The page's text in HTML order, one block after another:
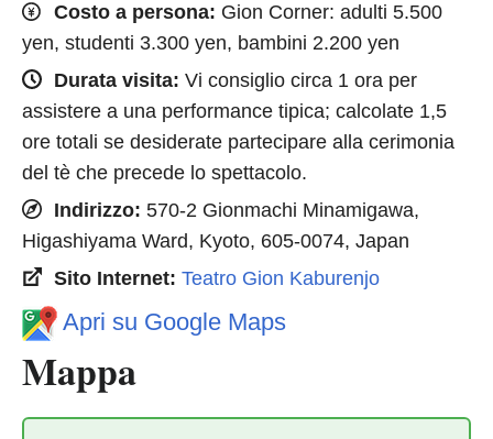
Costo a persona: Gion Corner: adulti 5.500
yen, studenti 3.300 yen, bambini 2.200 yen
Durata visita: Vi consiglio circa 1 ora per
assistere a una performance tipica; calcolate 1,5
ore totali se desiderate partecipare alla cerimonia
del tè che precede lo spettacolo.
Indirizzo: 570-2 Gionmachi Minamigawa,
Higashiyama Ward, Kyoto, 605-0074, Japan
Sito Internet: Teatro Gion Kaburenjo
Apri su Google Maps
Mappa